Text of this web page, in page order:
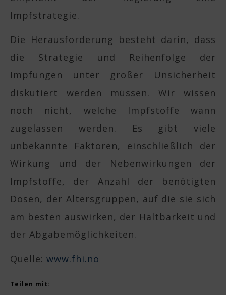
Impfstrategie.
Die Herausforderung besteht darin, dass
die Strategie und Reihenfolge der
Impfungen unter großer Unsicherheit
diskutiert werden müssen. Wir wissen
noch nicht, welche Impfstoffe wann
zugelassen werden. Es gibt viele
unbekannte Faktoren, einschließlich der
Wirkung und der Nebenwirkungen der
Impfstoffe, der Anzahl der benötigten
Dosen, der Altersgruppen, auf die sie sich
am besten auswirken, der Haltbarkeit und
der Abgabemöglichkeiten.
Quelle: www.fhi.no
Teilen mit: